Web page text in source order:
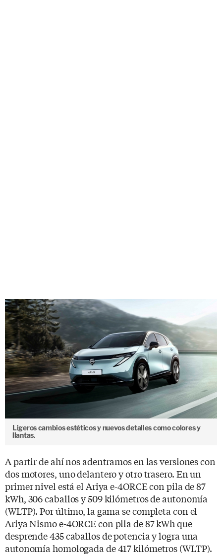
Ligeros cambios estéticos y nuevos detalles como colores y
llantas.
A partir de ahí nos adentramos en las versiones con
dos motores, uno delantero y otro trasero. En un
primer nivel está el Ariya e-4ORCE con pila de 87
kWh, 306 caballos y 509 kilómetros de autonomía
(WLTP). Por último, la gama se completa con el
Ariya Nismo e-4ORCE con pila de 87 kWh que
desprende 435 caballos de potencia y logra una
autonomía homologada de 417 kilómetros (WLTP).